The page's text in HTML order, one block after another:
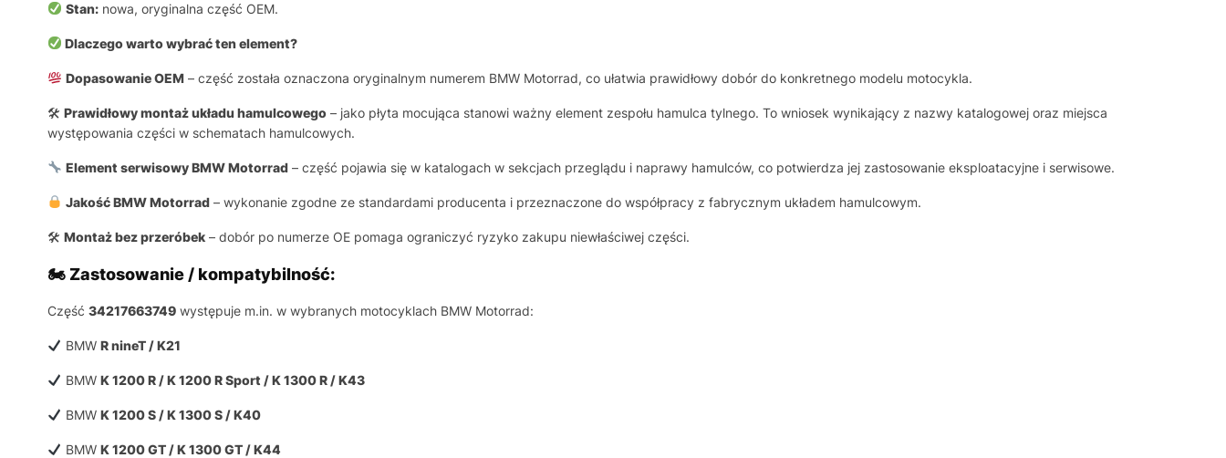
Stan:nowa, oryginalna część OEM.
Dlaczego warto wybrać ten element?
Dopasowanie OEM– część została oznaczona oryginalnym numerem BMW Motorrad, co ułatwia prawidłowy dobór do konkretnego modelu motocykla.
🛠 Prawidłowy montaż układu hamulcowego – jako płyta mocująca stanowi ważny element zespołu hamulca tylnego. To wniosek wynikający z nazwy katalogowej oraz miejsca
występowania części w schematach hamulcowych.
Element serwisowy BMW Motorrad– część pojawia się w katalogach w sekcjach przeglądu i naprawy hamulców, co potwierdza jej zastosowanie eksploatacyjne i serwisowe.
Jakość BMW Motorrad– wykonanie zgodne ze standardami producenta i przeznaczone do współpracy z fabrycznym układem hamulcowym.
🛠 Montaż bez przeróbek – dobór po numerze OE pomaga ograniczyć ryzyko zakupu niewłaściwej części.
🏍 Zastosowanie / kompatybilność:
Część 34217663749 występuje m.in. w wybranych motocyklach BMW Motorrad:
BMW R nineT / K21
BMW K 1200 R / K 1200 R Sport / K 1300 R / K43
BMW K 1200 S / K 1300 S / K40
BMW K 1200 GT / K 1300 GT / K44